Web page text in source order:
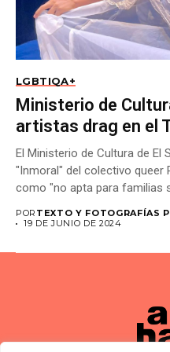
LGBTIQA+
Ministerio de
artistas drag en el
El Ministerio de Cultura de El
"Inmoral" del colectivo queer
como "no apta para familias
POR TEXTO Y FOTOGRAFÍAS
19 DE JUNIO DE 2024